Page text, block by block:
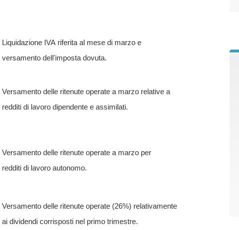
Liquidazione IVA riferita al mese di marzo e
versamento dell'imposta dovuta.
Versamento delle ritenute operate a marzo relative a
redditi di lavoro dipendente e assimilati.
Versamento delle ritenute operate a marzo per
redditi di lavoro autonomo.
Versamento delle ritenute operate (26%) relativamente
ai dividendi corrisposti nel primo trimestre.